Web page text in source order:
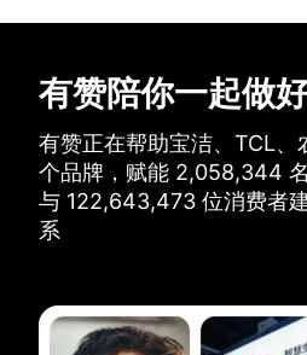
有赞陪你一起做
有赞正在帮助宝洁、TCL、
个品牌， 赋能 2,058,344
与 122,643,473 位消费者
系